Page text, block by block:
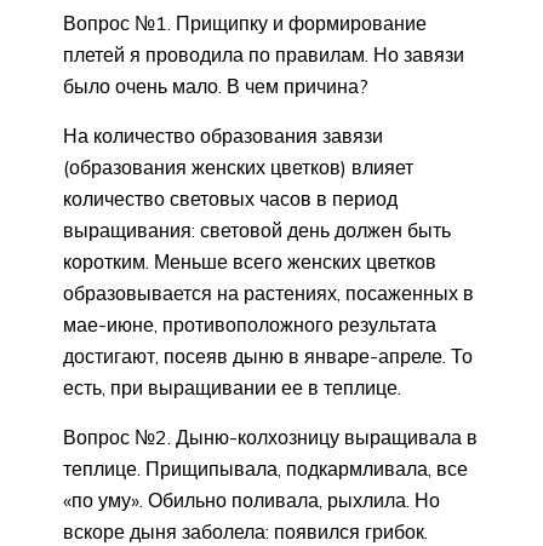
Вопрос №1. Прищипку и формирование
плетей я проводила по правилам. Но завязи
было очень мало. В чем причина?
На количество образования завязи
(образования женских цветков) влияет
количество световых часов в период
выращивания: световой день должен быть
коротким. Меньше всего женских цветков
образовывается на растениях, посаженных в
мае-июне, противоположного результата
достигают, посеяв дыню в январе-апреле. То
есть, при выращивании ее в теплице.
Вопрос №2. Дыню-колхозницу выращивала в
теплице. Прищипывала, подкармливала, все
«по уму». Обильно поливала, рыхлила. Но
вскоре дыня заболела: появился грибок.